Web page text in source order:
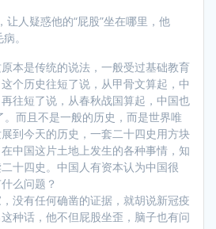
让人疑惑他的“屁股”坐在哪里，他
。
本是传统的说法，一般受过基础教育
个历史往短了说，从甲骨文算起，中
往短了说，从春秋战国算起，中国也
而且不是一般的历史，而是世界唯
到今天的历史，一套二十四史用方块
中国这片土地上发生的各种事情，知
十四史。中国人有资本认为中国很
么问题？
没有任何确凿的证据，就胡说新冠疫
种话，他不但屁股坐歪，脑子也有问